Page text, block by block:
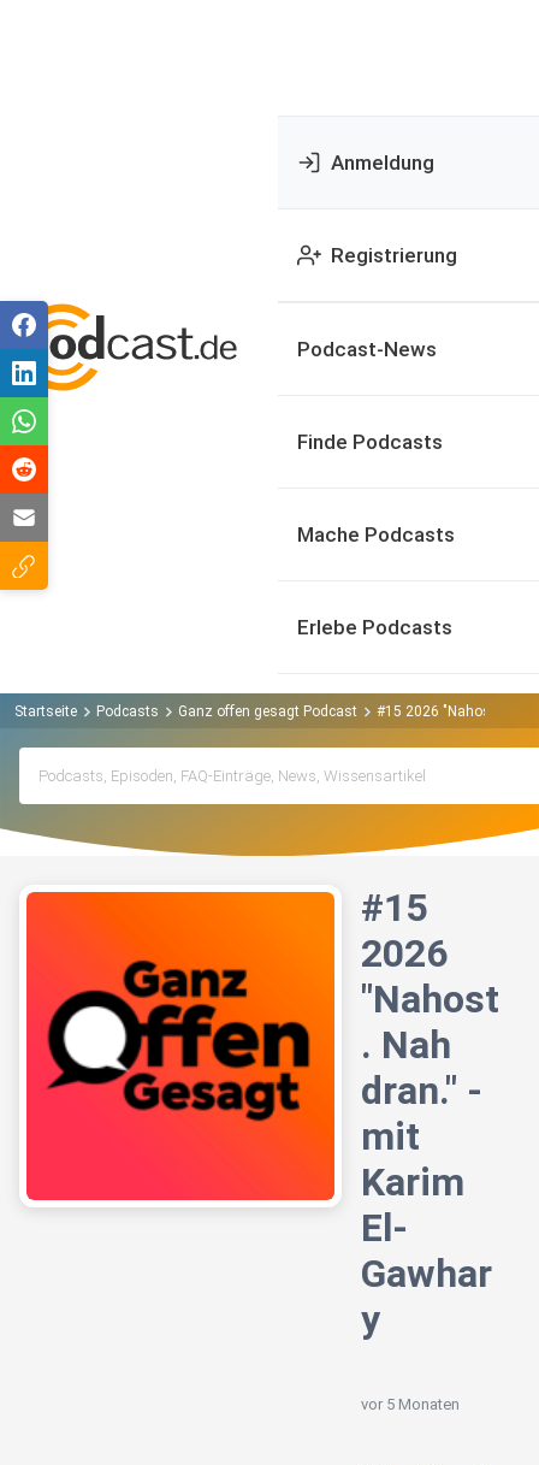
Anmeldung
Registrierung
Podcast-News
Finde Podcasts
Mache Podcasts
Erlebe Podcasts
Startseite Podcasts Ganz offen gesagt Podcast #15 2026 "Nahost. Nah
#15
2026
"Nahost
. Nah
dran." -
mit
Karim
El-
Gawhar
y
vor 5 Monaten